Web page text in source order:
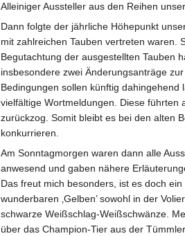
Alleiniger Aussteller aus den Reihen
Dann folgte der jährliche Höhepunkt
mit zahlreichen Tauben vertreten waren.
Begutachtung der ausgestellten Tauben
insbesondere zwei Änderungsanträge
Bedingungen sollen künftig
vielfältige Wortmeldungen. Diese führten
zurückzog. Somit bleibt es bei den alten
konkurrieren.
Am Sonntagmorgen waren dann alle
anwesend und gaben nähere
Das freut mich besonders, ist es doch
wunderbaren ‚Gelben’ sowohl in der
schwarze Weißschlag-Weißschwänze.
über das Champion-Tier aus der